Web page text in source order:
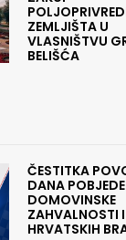
ZEMLJIŠTA U
VLASNIŠTVU
BELIŠĆA
ČESTITKA
DANA
DOMOVINSKE
ZAHVALNOSTI
HRVATSKIH